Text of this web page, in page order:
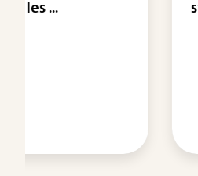
stratégie bas